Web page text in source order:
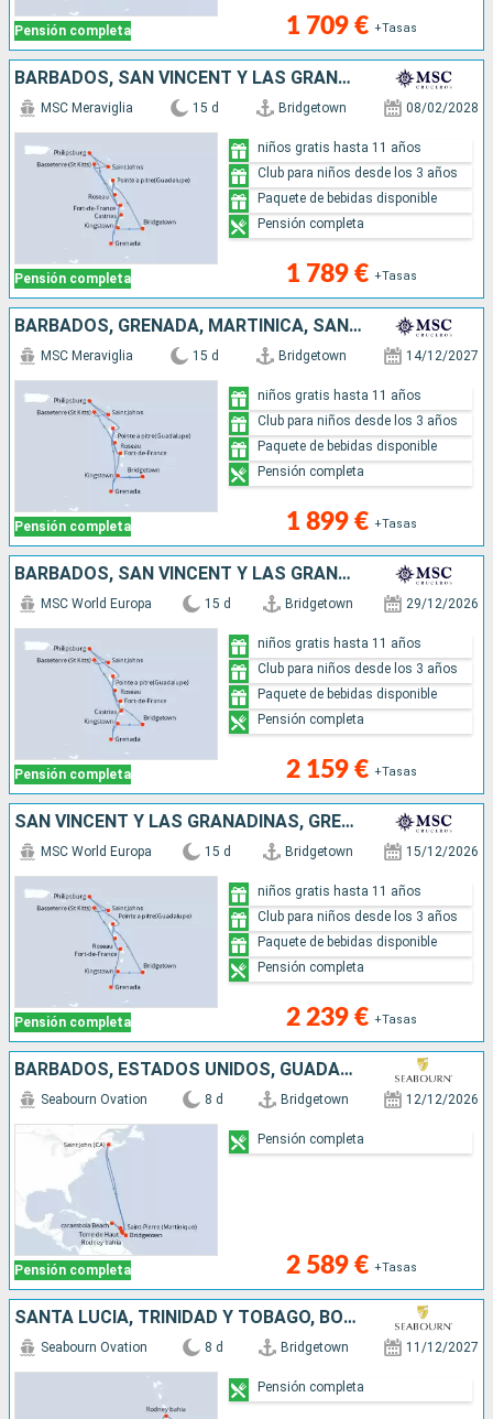
Pensión completa 1 709 € +Tasas
BARBADOS, SAN VINCENT Y LAS GRANADINAS, SANTA LUCIA, GRENADA, DOMINICA, SAN MARTÍN, ANTIGUA Y BARBUDA, SAN CRISTÓBAL Y NIEVES, MARTINICA, GUADALUPE
Pensión completa
MSC Meraviglia 15 d Bridgetown 08/02/2028
1 789 € +Tasas
niños gratis hasta 11 años
Club para niños desde los 3 años
Paquete de bebidas disponible
Pensión completa
BARBADOS, GRENADA, MARTINICA, SAN MARTÍN, ANTIGUA Y BARBUDA, SAN CRISTÓBAL Y NIEVES, DOMINICA, GUADALUPE, SAN VINCENT Y LAS GRANADINAS
Pensión completa
MSC Meraviglia 15 d Bridgetown 14/12/2027
1 899 € +Tasas
niños gratis hasta 11 años
Club para niños desde los 3 años
Paquete de bebidas disponible
Pensión completa
BARBADOS, SAN VINCENT Y LAS GRANADINAS, GRENADA, GUADALUPE, SAN MARTÍN, ANTIGUA Y BARBUDA, SAN CRISTÓBAL Y NIEVES, DOMINICA, MARTINICA, SANTA LUCIA
Pensión completa
MSC World Europa 15 d Bridgetown 29/12/2026
2 159 € +Tasas
niños gratis hasta 11 años
Club para niños desde los 3 años
Paquete de bebidas disponible
Pensión completa
SAN VINCENT Y LAS GRANADINAS, GRENADA, SAN MARTÍN, ANTIGUA Y BARBUDA, SAN CRISTÓBAL Y NIEVES, DOMINICA, MARTINICA, GUADALUPE, BARBADOS
Pensión completa
MSC World Europa 15 d Bridgetown 15/12/2026
2 239 € +Tasas
niños gratis hasta 11 años
Club para niños desde los 3 años
Paquete de bebidas disponible
Pensión completa
BARBADOS, ESTADOS UNIDOS, GUADALUPE, MARTINICA, CANADÁ, SANTA LUCIA
Pensión completa
Seabourn Ovation 8 d Bridgetown 12/12/2026
2 589 € +Tasas
Pensión completa
SANTA LUCIA, TRINIDAD Y TOBAGO, BONAIRE, BARBADOS
Seabourn Ovation 8 d Bridgetown 11/12/2027
Pensión completa